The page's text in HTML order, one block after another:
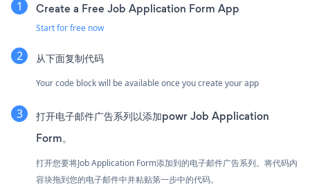
Create a Free Job Application Form App
Start for free now
从下面复制代码
Your code block will be available once you create your app
打开电子邮件广告系列以添加powr Job Application
Form。
打开您要将Job Application Form添加到的电子邮件广告系列。将代码内
容块拖到您的电子邮件中并粘贴第一步中的代码。